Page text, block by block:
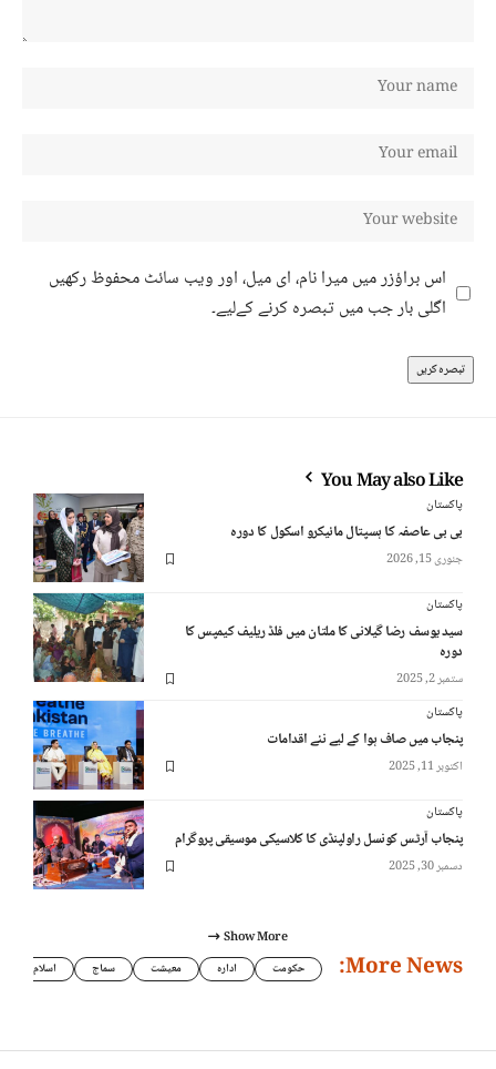
اس براؤزر میں میرا نام، ای میل، اور ویب سائٹ محفوظ رکھیں
اگلی بار جب میں تبصرہ کرنے کےلیے۔
You May also Like
پاکستان
بی بی عاصفہ کا ہسپتال مائیکرو اسکول کا دورہ
جنوری 15, 2026
پاکستان
سید یوسف رضا گیلانی کا ملتان میں فلڈ ریلیف کیمپس کا
دورہ
ستمبر 2, 2025
پاکستان
پنجاب میں صاف ہوا کے لیے نئے اقدامات
اکتوبر 11, 2025
پاکستان
پنجاب آرٹس کونسل راولپنڈی کا کلاسیکی موسیقی پروگرام
دسمبر 30, 2025
Show More
More News: حکومت ادارہ معیشت سماج اسلام